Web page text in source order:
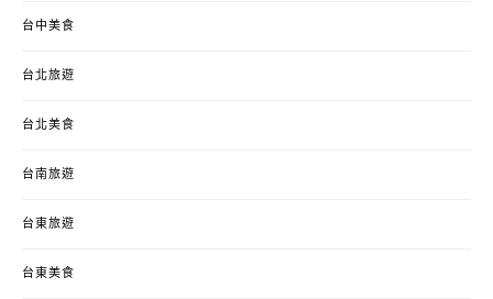
台中美食
台北旅遊
台北美食
台南旅遊
台東旅遊
台東美食